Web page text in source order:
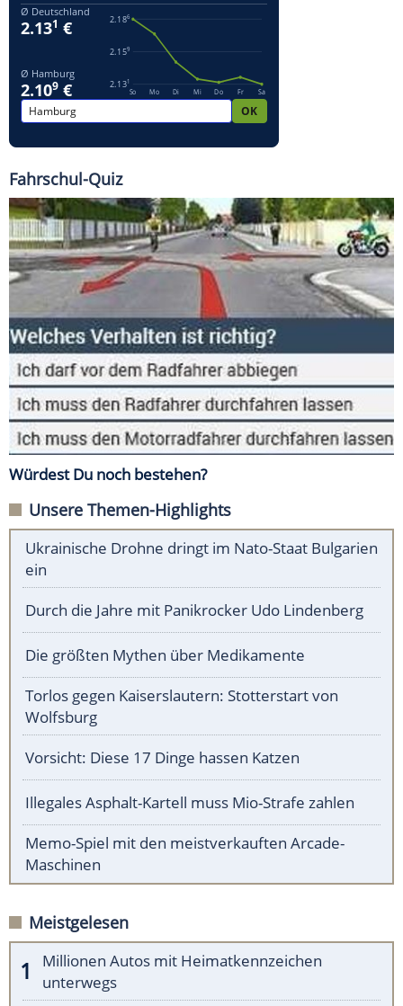
Fahrschul-Quiz
Würdest Du noch bestehen?
Unsere Themen-Highlights
Ukrainische Drohne dringt im Nato-Staat Bulgarien
ein
Durch die Jahre mit Panikrocker Udo Lindenberg
Die größten Mythen über Medikamente
Torlos gegen Kaiserslautern: Stotterstart von
Wolfsburg
Vorsicht: Diese 17 Dinge hassen Katzen
Illegales Asphalt-Kartell muss Mio-Strafe zahlen
Memo-Spiel mit den meistverkauften Arcade-
Maschinen
Meistgelesen
Millionen Autos mit Heimatkennzeichen
unterwegs